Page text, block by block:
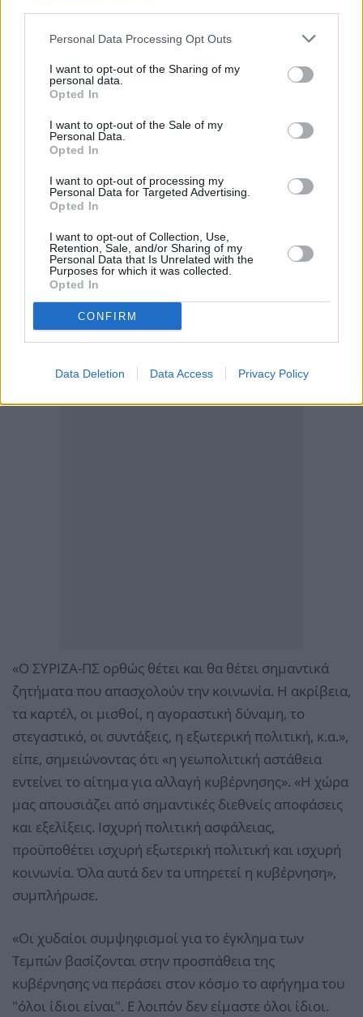
Personal Data Processing Opt Outs
I want to opt-out of the Sharing of my
personal data.
Opted In
I want to opt-out of the Sale of my
Personal Data.
Opted In
I want to opt-out of processing my
Personal Data for Targeted Advertising.
Opted In
I want to opt-out of Collection, Use,
Retention, Sale, and/or Sharing of my
Personal Data that Is Unrelated with the
Purposes for which it was collected.
Opted In
CONFIRM
Data Deletion Data Access Privacy Policy
κοινωνίας και της Δικαιοσύνης ώστε να ανοίξει ο
δρόμος για την απονομή της» και ότι θα επιμείνει
«να κληθούν οι Μητσοτάκης, Γεραπετρίτης και
Σκέρτσος».
«Ο ΣΥΡΙΖΑ-ΠΣ ορθώς θέτει και θα θέτει σημαντικά
ζητήματα που απασχολούν την κοινωνία. Η ακρίβεια,
τα καρτέλ, οι μισθοί, η αγοραστική δύναμη, το
στεγαστικό, οι συντάξεις, η εξωτερική πολιτική, κ.α.»,
είπε, σημειώνοντας ότι «η γεωπολιτική αστάθεια
εντείνει το αίτημα για αλλαγή κυβέρνησης». «Η χώρα
μας απουσιάζει από σημαντικές διεθνείς αποφάσεις
και εξελίξεις. Ισχυρή πολιτική ασφάλειας,
προϋποθέτει ισχυρή εξωτερική πολιτική και ισχυρή
κοινωνία. Όλα αυτά δεν τα υπηρετεί η κυβέρνηση»,
συμπλήρωσε.
«Οι χυδαίοι συμψηφισμοί για το έγκλημα των
Τεμπών βασίζονται στην προσπάθεια της
κυβέρνησης να περάσει στον κόσμο το αφήγημα του
"όλοι ίδιοι είναι". Ε λοιπόν δεν είμαστε όλοι ίδιοι.